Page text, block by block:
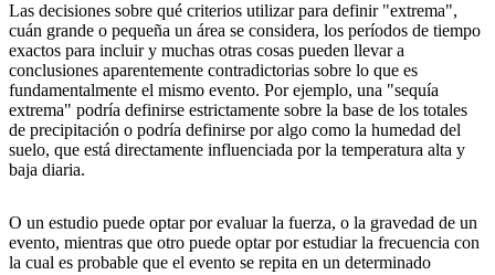
Las decisiones sobre qué criterios utilizar para definir "extrema",
cuán grande o pequeña un área se considera, los períodos de tiempo
exactos para incluir y muchas otras cosas pueden llevar a
conclusiones aparentemente contradictorias sobre lo que es
fundamentalmente el mismo evento. Por ejemplo, una "sequía
extrema" podría definirse estrictamente sobre la base de los totales
de precipitación o podría definirse por algo como la humedad del
suelo, que está directamente influenciada por la temperatura alta y
baja diaria.
O un estudio puede optar por evaluar la fuerza, o la gravedad de un
evento, mientras que otro puede optar por estudiar la frecuencia con
la cual es probable que el evento se repita en un determinado